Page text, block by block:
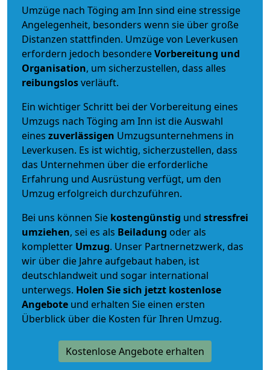
Umzüge nach Töging am Inn sind eine stressige
Angelegenheit, besonders wenn sie über große
Distanzen stattfinden. Umzüge von Leverkusen
erfordern jedoch besondereVorbereitung und
Organisation, um sicherzustellen, dass alles
reibungslosverläuft.
Ein wichtiger Schritt bei der Vorbereitung eines
Umzugs nach Töging am Inn ist die Auswahl
eines zuverlässigen Umzugsunternehmens in
Leverkusen. Es ist wichtig, sicherzustellen, dass
das Unternehmen über die erforderliche
Erfahrung und Ausrüstung verfügt, um den
Umzug erfolgreich durchzuführen.
Bei uns können Sie kostengünstig und stressfrei
umziehen, sei es als Beiladung oder als
kompletter Umzug. Unser Partnernetzwerk, das
wir über die Jahre aufgebaut haben, ist
deutschlandweit und sogar international
unterwegs. Holen Sie sich jetzt kostenlose
Angebote und erhalten Sie einen ersten
Überblick über die Kosten für Ihren Umzug.
Kostenlose Angebote erhalten